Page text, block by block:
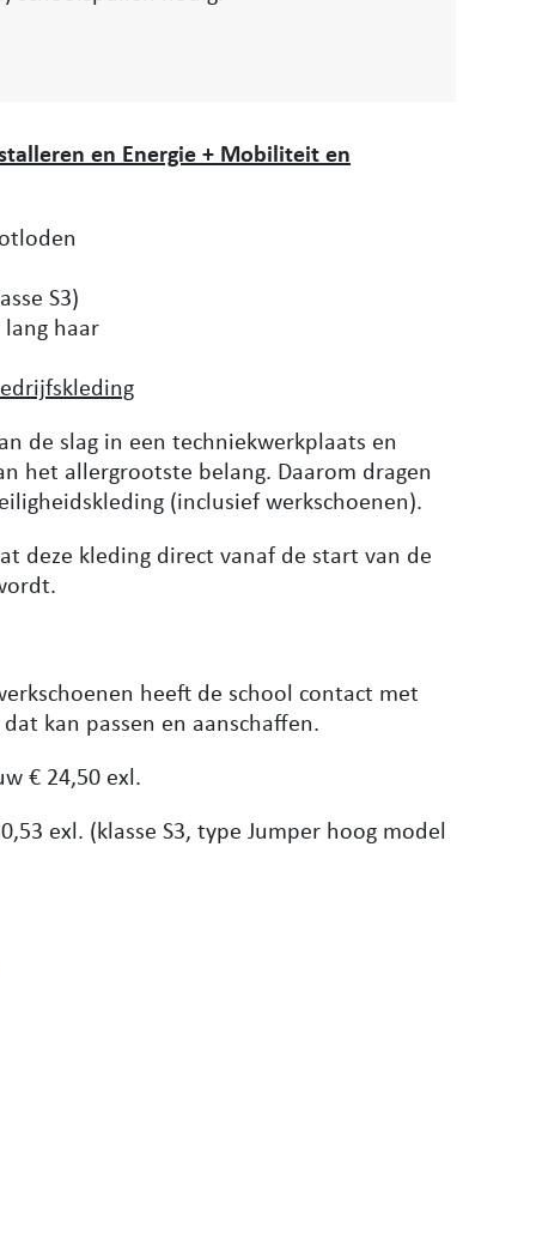
en Energie + Mobiliteit en
S3)
haar
de slag in een techniekwerkplaats en
het allergrootste belang. Daarom dragen
(inclusief werkschoenen).
deze kleding direct vanaf de start van de
heeft de school contact met
kan passen en aanschaffen.
€ 24,50 exl.
exl. (klasse S3, type Jumper hoog model